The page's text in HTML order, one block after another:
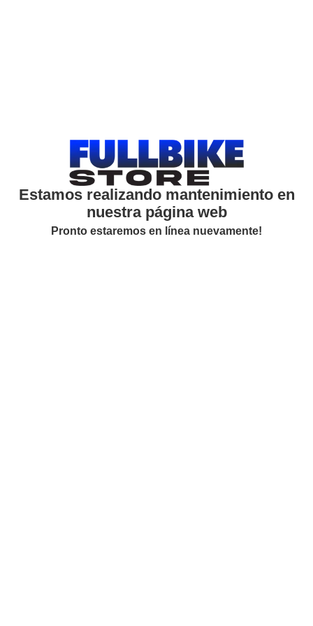
Estamos realizando mantenimiento en
nuestra página web
Pronto estaremos en línea nuevamente!